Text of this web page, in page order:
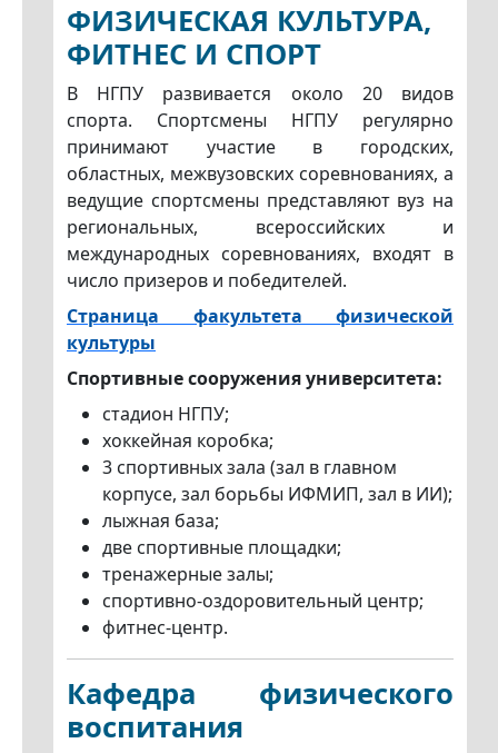
ФИЗИЧЕСКАЯ КУЛЬТУРА,
ФИТНЕС И СПОРТ
В НГПУ развивается около 20 видов
спорта. Спортсмены НГПУ регулярно
принимают участие в городских,
областных, межвузовских соревнованиях, а
ведущие спортсмены представляют вуз на
региональных, всероссийских и
международных соревнованиях, входят в
число призеров и победителей.
Страница факультета физической
культуры
Спортивные сооружения университета:
стадион НГПУ;
хоккейная коробка;
3 спортивных зала (зал в главном
корпусе, зал борьбы ИФМИП, зал в ИИ);
лыжная база;
две спортивные площадки;
тренажерные залы;
спортивно-оздоровительный центр;
фитнес-центр.
Кафедра физического
воспитания